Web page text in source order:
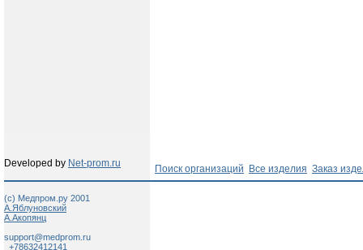
Developed by Net-prom.ru Поиск организаций Все изделия Заказ
(c) Медпром.ру 2001
А.Яблуновский
А.Акопянц
support@medprom.ru
+78632412141